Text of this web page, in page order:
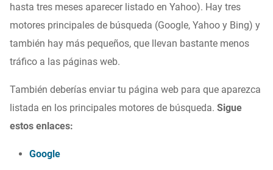
hasta tres meses aparecer listado en Yahoo). Hay tres
motores principales de búsqueda (Google, Yahoo y Bing) y
también hay más pequeños, que llevan bastante menos
tráfico a las páginas web.
También deberías enviar tu página web para que aparezca
listada en los principales motores de búsqueda. Sigue
estos enlaces:
Google